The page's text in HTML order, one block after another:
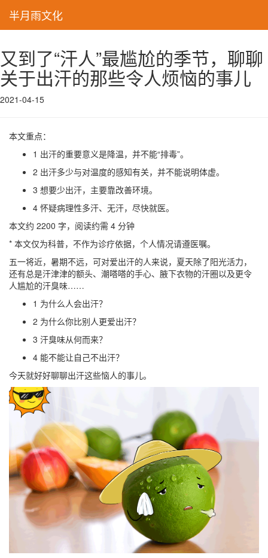
半月雨文化
又到了“汗人”最尴尬的季节，聊聊
关于出汗的那些令人烦恼的事儿
2021-04-15
本文重点：
1 出汗的重要意义是降温，并不能“排毒”。
2 出汗多少与对温度的感知有关，并不能说明体虚。
3 想要少出汗，主要靠改善环境。
4 怀疑病理性多汗、无汗，尽快就医。
本文约 2200 字，阅读约需 4 分钟
* 本文仅为科普，不作为诊疗依据，个人情况请遵医嘱。
五一将近，暑期不远，可对爱出汗的人来说，夏天除了阳光活力，
还有总是汗津津的额头、潮嗒嗒的手心、腋下衣物的汗圈以及更令
人尴尬的汗臭味……
1 为什么人会出汗？
2 为什么你比别人更爱出汗？
3 汗臭味从何而来？
4 能不能让自己不出汗？
今天就好好聊聊出汗这些恼人的事儿。